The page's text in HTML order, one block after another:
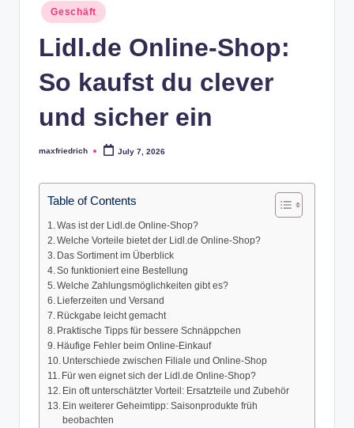
Posted
in
Geschäft
Lidl.de Online-Shop:
So kaufst du clever
und sicher ein
Posted
maxfriedrich July 7, 2026
Table of Contents
Was ist der Lidl.de Online-Shop?
Welche Vorteile bietet der Lidl.de Online-Shop?
Das Sortiment im Überblick
So funktioniert eine Bestellung
Welche Zahlungsmöglichkeiten gibt es?
Lieferzeiten und Versand
Rückgabe leicht gemacht
Praktische Tipps für bessere Schnäppchen
Häufige Fehler beim Online-Einkauf
Unterschiede zwischen Filiale und Online-Shop
Für wen eignet sich der Lidl.de Online-Shop?
Ein oft unterschätzter Vorteil: Ersatzteile und Zubehör
Ein weiterer Geheimtipp: Saisonprodukte früh
beobachten